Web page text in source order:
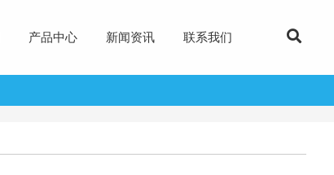
产品中心 新闻资讯 联系我们